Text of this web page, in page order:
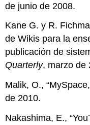
de junio de 2008.
Kane G. y R.
de Wikis para la
publicación de
Quarterly, marzo de
Malik, O.,
de 2010.
Nakashima, E.,